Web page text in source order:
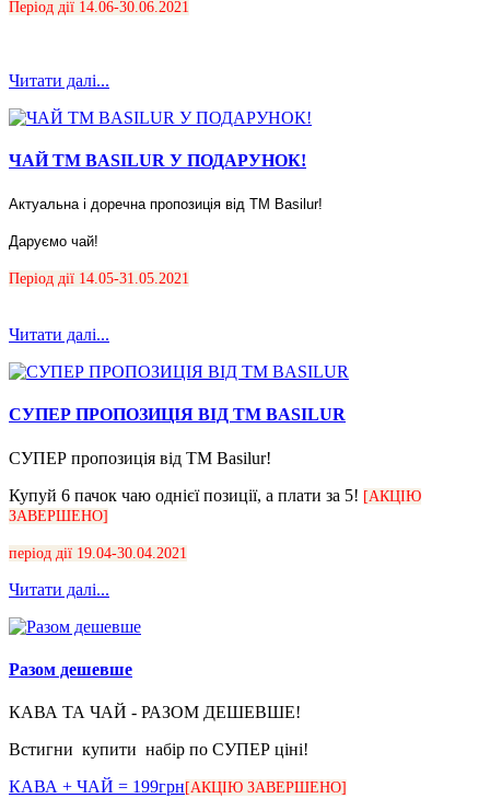
Період дії 14.06-30.06.2021
Читати далі...
ЧАЙ ТМ BASILUR У ПОДАРУНОК!
Актуальна і доречна пропозиція від ТМ Basilur!
Даруємо чай!
Період дії 14.05-31.05.2021
Читати далі...
СУПЕР ПРОПОЗИЦІЯ ВІД ТМ BASILUR
СУПЕР пропозиція від ТМ Basilur!
Купуй 6️ пачок чаю однієї позиції, а плати за 5! [АКЦІЮ
ЗАВЕРШЕНО]
період дії 19.04-30.04.2021
Читати далі...
Разом дешевше
КАВА ТА ЧАЙ - РАЗОМ ДЕШЕВШЕ!
Встигни купити набір по СУПЕР ціні!
КАВА + ЧАЙ = 199грн [АКЦІЮ ЗАВЕРШЕНО]